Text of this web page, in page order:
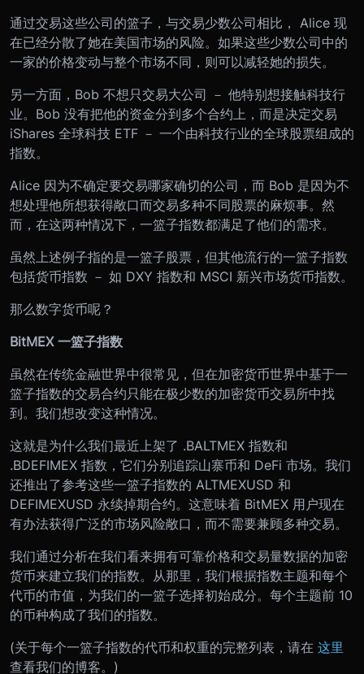
通过交易这些公司的篮子，与交易少数公司相比， Alice 现
在已经分散了她在美国市场的风险。如果这些少数公司中的
一家的价格变动与整个市场不同，则可以减轻她的损失。
另一方面，Bob 不想只交易大公司 － 他特别想接触科技行
业。Bob 没有把他的资金分到多个合约上，而是决定交易
iShares 全球科技 ETF － 一个由科技行业的全球股票组成的
指数。
Alice 因为不确定要交易哪家确切的公司，而 Bob 是因为不
想处理他所想获得敞口而交易多种不同股票的麻烦事。然
而，在这两种情况下，一篮子指数都满足了他们的需求。
虽然上述例子指的是一篮子股票，但其他流行的一篮子指数
包括货币指数 － 如 DXY 指数和 MSCI 新兴市场货币指数。
那么数字货币呢？
BitMEX 一篮子指数
虽然在传统金融世界中很常见，但在加密货币世界中基于一
篮子指数的交易合约只能在极少数的加密货币交易所中找
到。我们想改变这种情况。
这就是为什么我们最近上架了 .BALTMEX 指数和
.BDEFIMEX 指数，它们分别追踪山寨币和 DeFi 市场。我们
还推出了参考这些一篮子指数的 ALTMEXUSD 和
DEFIMEXUSD 永续掉期合约。这意味着 BitMEX 用户现在
有办法获得广泛的市场风险敞口，而不需要兼顾多种交易。
我们通过分析在我们看来拥有可靠价格和交易量数据的加密
货币来建立我们的指数。从那里，我们根据指数主题和每个
代币的市值，为我们的一篮子选择初始成分。每个主题前 10
的币种构成了我们的指数。
(关于每个一篮子指数的代币和权重的完整列表，请在 这里
查看我们的博客。)